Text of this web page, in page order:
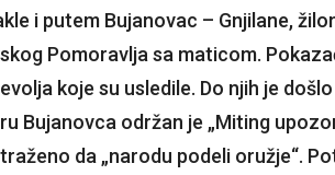
i putem Bujanovac – Gnjilane,
Pomoravlja sa maticom.
koje su usledile. Do njih je
Bujanovca održan je „Miting
da „narodu podeli oružje“.